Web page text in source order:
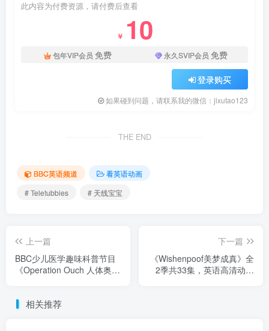
此内容为付费资源，请付费后查看
￥ 10
包年VIP会员 免费 永久SVIP会员 免费
登录购买
如果碰到问题，请联系我的微信：jixutao123
THE END
BBC英语频道
看英语动画
# Teletubbies
# 天线宝宝
上一篇
BBC少儿医学趣味科普节目
《Operation Ouch 人体奥奇
幕，百度网盘下载！
下一篇
《Wishenpoof美梦成真》全
2季共33集，英语高清动画
相关推荐